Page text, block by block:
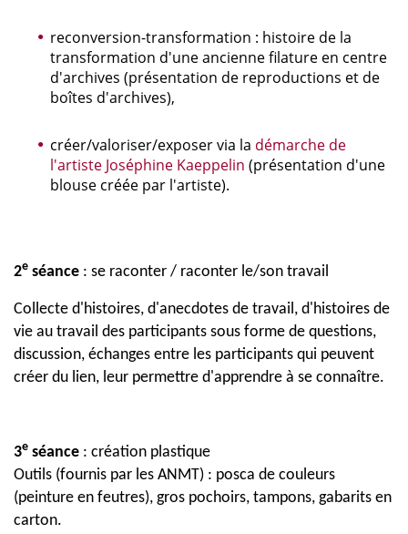
reconversion-transformation : histoire de la
transformation d'une ancienne filature en centre
d'archives (présentation de reproductions et de
boîtes d'archives),
créer/valoriser/exposer via la démarche de
l'artiste Joséphine Kaeppelin (présentation d'une
blouse créée par l'artiste).
2e séance : se raconter / raconter le/son travail
Collecte d'histoires, d'anecdotes de travail, d'histoires de
vie au travail des participants sous forme de questions,
discussion, échanges entre les participants qui peuvent
créer du lien, leur permettre d'apprendre à se connaître.
3e séance : création plastique
Outils (fournis par les ANMT) : posca de couleurs
(peinture en feutres), gros pochoirs, tampons, gabarits en
carton.